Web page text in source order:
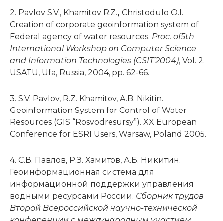
2. Pavlov S.V., Khamitov R.Z., Christodulo O.I.
Creation of corporate geoinformation system of
Federal agency of water resources. Proc. of5th
International Workshop on Computer Science
and Information Technologies (CSIT’2004), Vol. 2.
USATU, Ufa, Russia, 2004, pp. 62-66.
3. S.V. Pavlov, R.Z. Khamitov, A.B. Nikitin.
Geoinformation System for Control of Water
Resources (GIS “Rosvodresursy”). XX European
Conference for ESRI Users, Warsaw, Poland 2005.
4. С.В. Павлов, Р.З. Хамитов, А.Б. Никитин.
Геоинформационная система для
информационной поддержки управления
водными ресурсами России. Сборник трудов
Второй Всероссийской научно-технической